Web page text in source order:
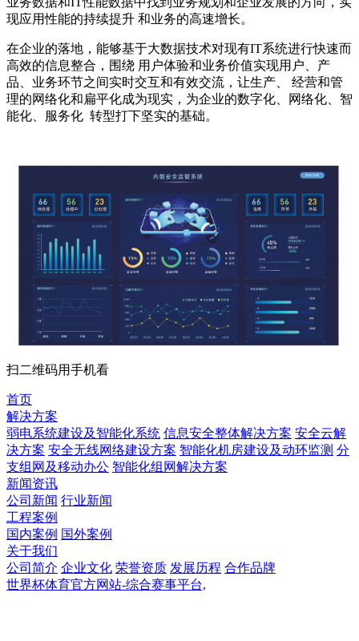
现应用性能的持续提升 和业务的高速增长。
在企业的落地，能够基于大数据技术对现有IT系统进行快速而
高效的信息整合，围绕 用户体验和业务价值实现用户、产
品、业务环节之间实时交互和有效交流，让生产、 经营和管
理的网络化和扁平化成为现实，为企业的数字化、网络化、智
能化、服务化 转型打下坚实的基础。
扫二维码用手机看
首页
解决方案
弱电系统建设及智能化系统 信息安全整体解决方案 安全云解
决方案 安全无线网络建设方案 智能化机房建设及动环监测 分
支组网及移动办公 智能化组网解决方案
新闻资讯
公司新闻 行业新闻
工程案例
国内案例 国外案例
关于我们
公司简介 企业文化 荣誉资质 发展历程 合作品牌
世界杯体育官方网站-综合赛事平台,